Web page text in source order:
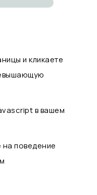
и кликаете
в вашем
поведение